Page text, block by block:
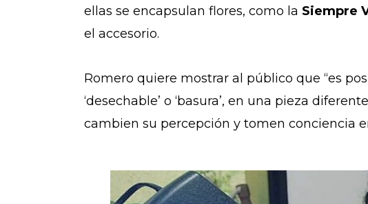
ellas se encapsulan flores, como la Siempre
el accesorio.
Romero quiere mostrar al público que “es
‘desechable’ o ‘basura’, en una pieza
cambien su percepción y tomen conciencia